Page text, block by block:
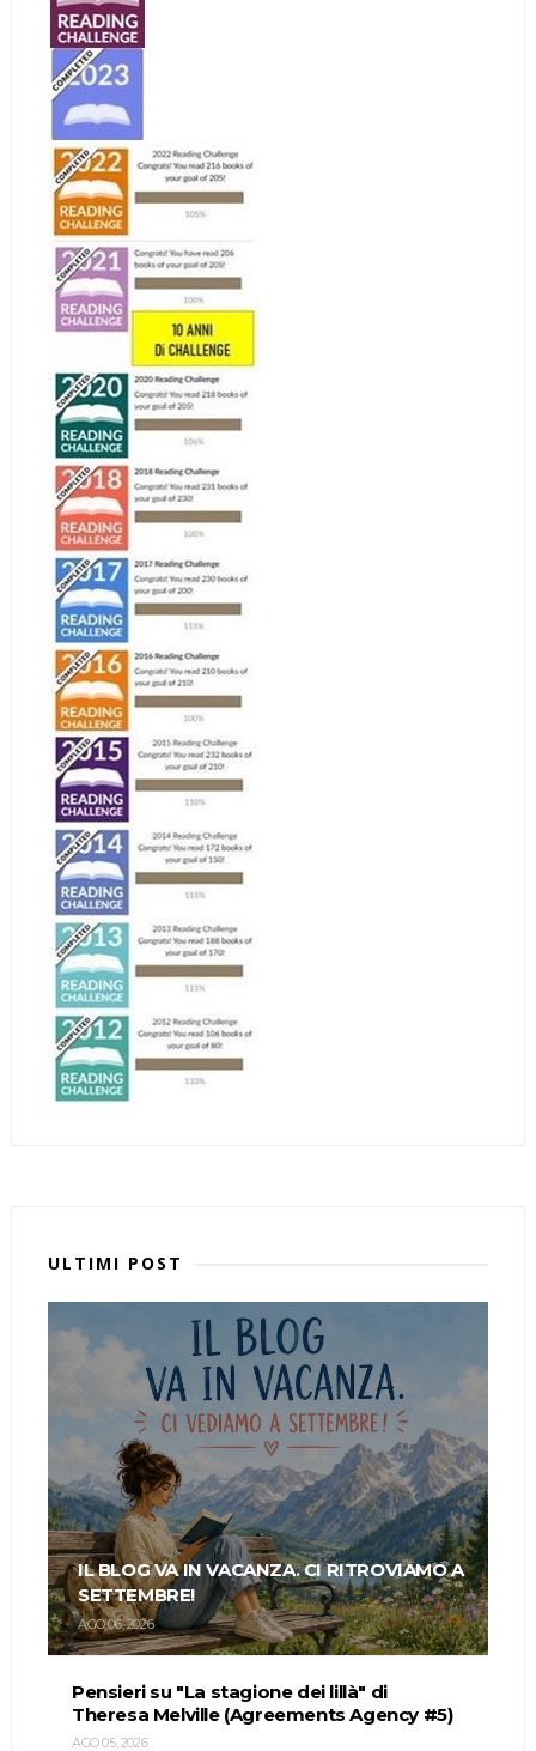
ULTIMI POST
IL BLOG VA IN VACANZA. CI RITROVIAMO A
SETTEMBRE!
AGO 06, 2026
Pensieri su "La stagione dei lillà" di
Theresa Melville (Agreements Agency #5)
AGO 05, 2026